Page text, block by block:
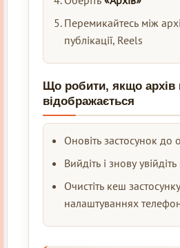
Перемикайтесь між
публікації, Reels
Що робити, якщо архів
відображається
Оновіть застосунок до
Вийдіть і знову
Очистіть кеш
налаштуваннях